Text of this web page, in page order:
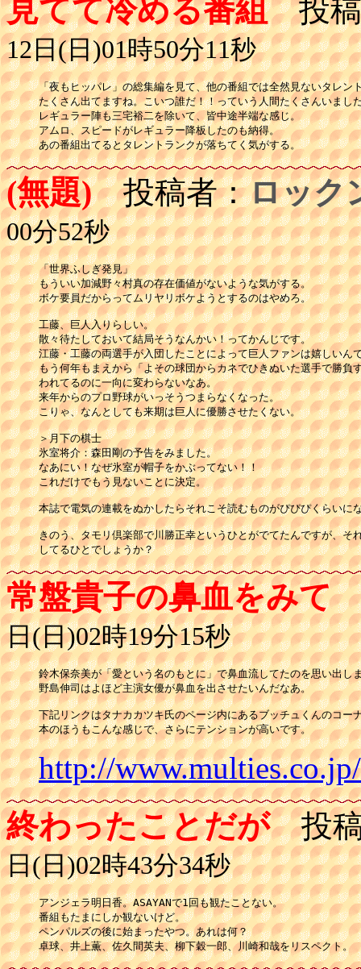
見てて冷める番組投稿
12日(日)01時50分11秒
「夜もヒッパレ」の総集編を見て、他の番組では全然見ないタレン
たくさん出てますね。こいつ誰だ！！っていう人間たくさんいまし
レギュラー陣も三宅裕二を除いて、皆中途半端な感じ。
アムロ、スピードがレギュラー降板したのも納得。
あの番組出てるとタレントランクが落ちてく気がする。
(無題)投稿者：ロック
00分52秒
「世界ふしぎ発見」
もういい加減野々村真の存在価値がないような気がする。
ボケ要員だからってムリヤリボケようとするのはやめろ。
工藤、巨人入りらしい。
散々待たしておいて結局そうなんかい！ってかんじです。
江藤・工藤の両選手が入団したことによって巨人ファンは嬉しいん
もう何年もまえから「よその球団からカネでひきぬいた選手で勝負
われてるのに一向に変わらないなあ。
来年からのプロ野球がいっそうつまらなくなった。
こりゃ、なんとしても来期は巨人に優勝させたくない。
＞月下の棋士
氷室将介：森田剛の予告をみました。
なあにい！なぜ氷室が帽子をかぶってない！！
これだけでもう見ないことに決定。
本誌で電気の連載をぬかしたらそれこそ読むものがぴぴぴくらいに
きのう、タモリ倶楽部で川勝正幸というひとがでてたんですが、そ
してるひとでしょうか？
常盤貴子の鼻血をみて
日(日)02時19分15秒
鈴木保奈美が「愛という名のもとに」で鼻血流してたのを思い出し
野島伸司はよほど主演女優が鼻血を出させたいんだなあ。
下記リンクはタナカカツキ氏のページ内にあるブッチュくんのコー
http://
終わったことだが投稿
日(日)02時43分34秒
アンジェラ明日香。ASAYANで1回も観たことない。
番組もたまにしか観ないけど。
ペンパルズの後に始まったやつ。あれは何？